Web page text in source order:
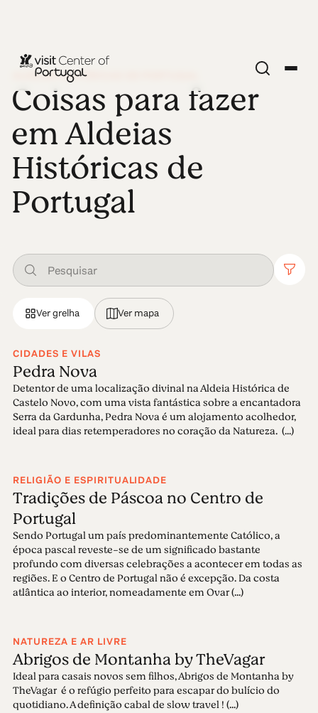
ALDEIAS HISTÓRICAS DE PORTUGAL
Coisas para fazer
em Aldeias
Históricas de
Portugal
Ver grelha Ver mapa
CIDADES E VILAS
Pedra Nova
Detentor de uma localização divinal na Aldeia Histórica de
Castelo Novo, com uma vista fantástica sobre a encantadora
Serra da Gardunha, Pedra Nova é um alojamento acolhedor,
ideal para dias retemperadores no coração da Natureza. (...)
RELIGIÃO E ESPIRITUALIDADE
Tradições de Páscoa no Centro de
Portugal
Sendo Portugal um país predominantemente Católico, a
época pascal reveste-se de um significado bastante
profundo com diversas celebrações a acontecer em todas as
regiões. E o Centro de Portugal não é excepção. Da costa
atlântica ao interior, nomeadamente em Ovar (...)
NATUREZA E AR LIVRE
Abrigos de Montanha by TheVagar
Ideal para casais novos sem filhos, Abrigos de Montanha by
TheVagar é o refúgio perfeito para escapar do bulício do
quotidiano. A definição cabal de slow travel ! (...)